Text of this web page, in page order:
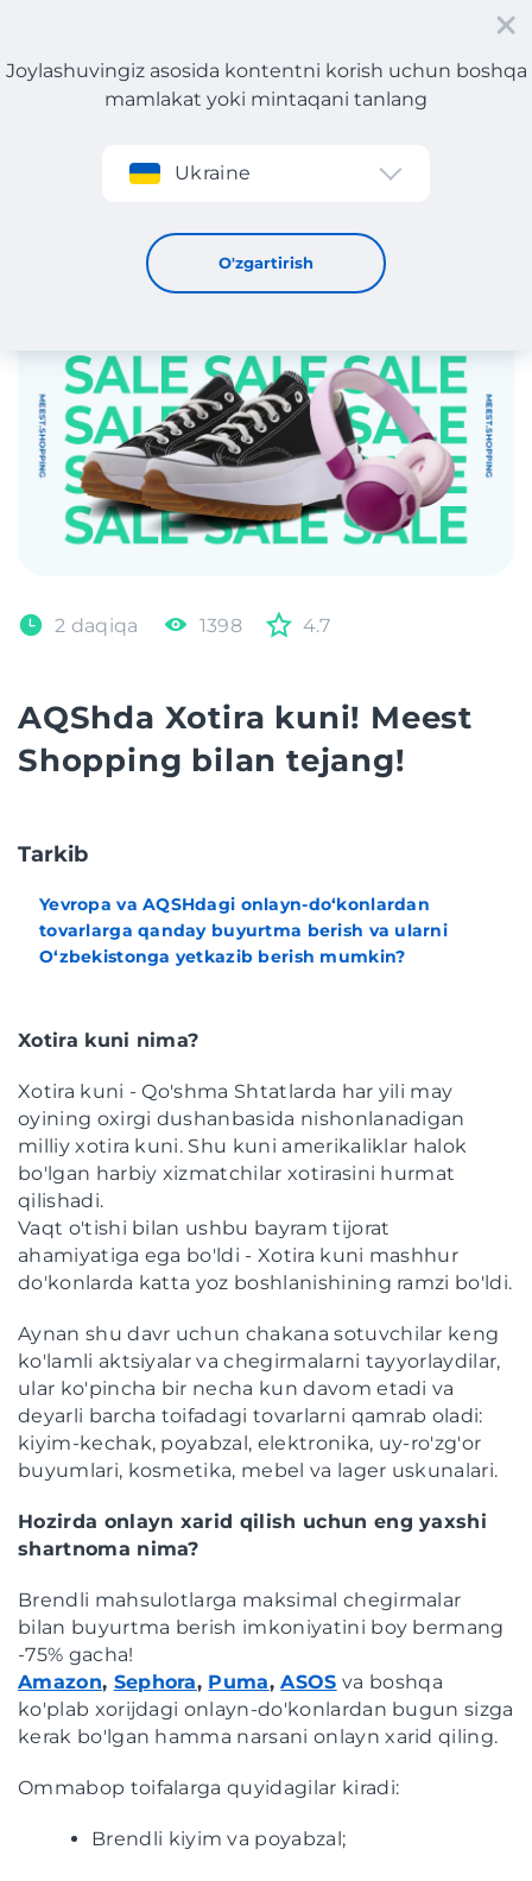
Roʻyxatdan oʻtish
Joylashuvingiz asosida kontentni korish uchun boshqa
mamlakat yoki mintaqani tanlang
Ukraine
O'zgartirish
AQShda Xotira kuni! Meest Shopping bilan tejang!
2 daqiqa 1398 4.7
AQShda Xotira kuni! Meest
Shopping bilan tejang!
Tarkib
Yevropa va AQSHdagi onlayn-do‘konlardan
tovarlarga qanday buyurtma berish va ularni
O‘zbekistonga yetkazib berish mumkin?
Xotira kuni nima?
Xotira kuni - Qo'shma Shtatlarda har yili may
oyining oxirgi dushanbasida nishonlanadigan
milliy xotira kuni. Shu kuni amerikaliklar halok
bo'lgan harbiy xizmatchilar xotirasini hurmat
qilishadi.
Vaqt o'tishi bilan ushbu bayram tijorat
ahamiyatiga ega bo'ldi - Xotira kuni mashhur
do'konlarda katta yoz boshlanishining ramzi bo'ldi.
Aynan shu davr uchun chakana sotuvchilar keng
ko'lamli aktsiyalar va chegirmalarni tayyorlaydilar,
ular ko'pincha bir necha kun davom etadi va
deyarli barcha toifadagi tovarlarni qamrab oladi:
kiyim-kechak, poyabzal, elektronika, uy-ro'zg'or
buyumlari, kosmetika, mebel va lager uskunalari.
Hozirda onlayn xarid qilish uchun eng yaxshi
shartnoma nima?
Brendli mahsulotlarga maksimal chegirmalar
bilan buyurtma berish imkoniyatini boy bermang
-75% gacha!
Amazon, Sephora, Puma,ASOS va boshqa
ko'plab xorijdagi onlayn-do'konlardan bugun sizga
kerak bo'lgan hamma narsani onlayn xarid qiling.
Ommabop toifalarga quyidagilar kiradi:
Brendli kiyim va poyabzal;